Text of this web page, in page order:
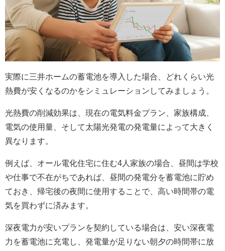
実際に三井ホームの蓄電池を導入した場合、どれくらい光
熱費が安くなるのかをシミュレーションしてみましょう。
光熱費の削減効果は、現在の電気料金プラン、家族構成、
電気の使用量、そして太陽光発電の発電量によって大きく
異なります。
例えば、オール電化住宅に住む4人家族の場合、昼間は学校
や仕事で不在がちであれば、昼間の発電分を蓄電池に貯め
ておき、帰宅後の夜間に使用することで、高い時間帯の電
気を買わずに済みます。
深夜電力が安いプランを契約している場合は、安い深夜電
力を蓄電池に充電し、発電量が足りない朝夕の時間帯に放